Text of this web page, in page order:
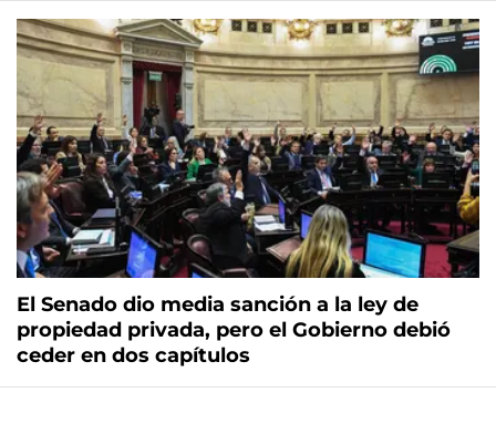
El Senado dio media sanción a la ley de
propiedad privada, pero el Gobierno debió
ceder en dos capítulos